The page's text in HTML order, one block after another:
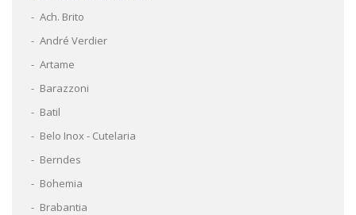
Ach. Brito
André Verdier
Artame
Barazzoni
Batil
Belo Inox - Cutelaria
Berndes
Bohemia
Brabantia